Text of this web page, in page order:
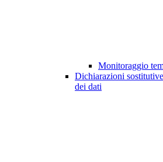
Monitoraggio
Dichiarazioni
dei dati